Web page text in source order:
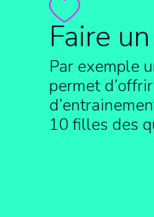
Faire
Par exemple
permet
10 filles des